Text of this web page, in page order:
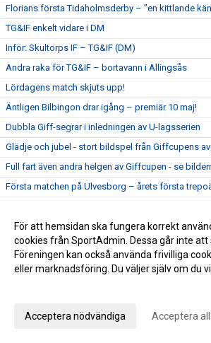
Florians första Tidaholmsderby – ”en kittlande
TG&IF enkelt vidare i DM
Inför: Skultorps IF – TG&IF (DM)
Andra raka för TG&IF – bortavann i Allingsås
Lördagens match skjuts upp!
Äntligen Bilbingon drar igång – premiär 10 maj!
Dubbla Giff-segrar i inledningen av U-lagsserien
Glädje och jubel - stort bildspel från Giffcupens
Full fart även andra helgen av Giffcupen - se
Första matchen på Ulvesborg – årets första
Hemmapremiär på riktigt – Åsarp-Trädet kommer
Ulvesborg
Bilder från Giffcupens första helg
Inför: Alingsås IF – TG&IF
Inför: TG&IF – Brålanda IF
För att hemsidan ska fungera korrekt
cookies från SportAdmin. Dessa går inte att
Föreningen kan också använda frivilliga
eller marknadsföring. Du väljer själv om du
Acceptera nödvändiga Acceptera